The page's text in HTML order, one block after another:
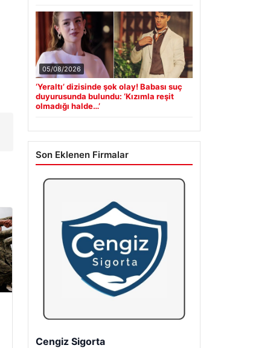
05/08/2026
‘Yeraltı’ dizisinde şok olay! Babası suç
duyurusunda bulundu: ‘Kızımla reşit
olmadığı halde…’
Son Eklenen Firmalar
Hastaş Beton